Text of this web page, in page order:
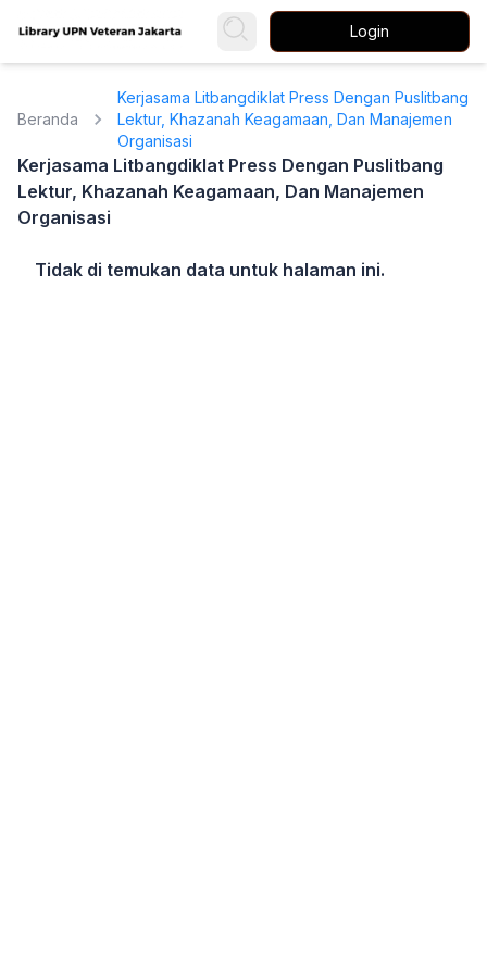
Login
Beranda
Kerjasama Litbangdiklat Press Dengan Puslitbang
Lektur, Khazanah Keagamaan, Dan Manajemen
Organisasi
Kerjasama Litbangdiklat Press Dengan Puslitbang
Lektur, Khazanah Keagamaan, Dan Manajemen
Organisasi
Tidak di temukan data untuk halaman ini.